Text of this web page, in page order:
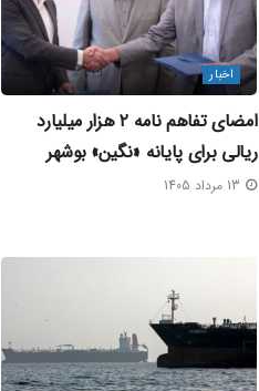
اخبار
امضای تفاهم‌ نامه ۲ هزار میلیارد
ریالی برای پایانه «نگین» بوشهر